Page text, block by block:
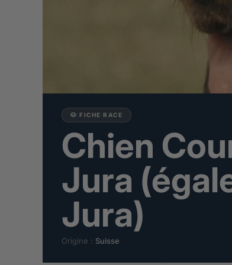
🐶 FICHE RACE
Chien
Jura
Jura)
Origine : Suisse